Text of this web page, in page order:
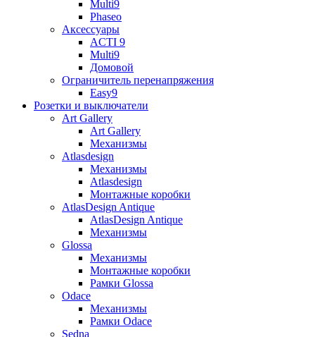
Multi9
Phaseo
Аксессуары
ACTI 9
Multi9
Домовой
Ограничитель перенапряжения
Easy9
Розетки и выключатели
Art Gallery
Art Gallery
Механизмы
Atlasdesign
Механизмы
Atlasdesign
Монтажные коробки
AtlasDesign Antique
AtlasDesign Antique
Механизмы
Glossa
Механизмы
Монтажные коробки
Рамки Glossa
Odace
Механизмы
Рамки Odace
Sedna